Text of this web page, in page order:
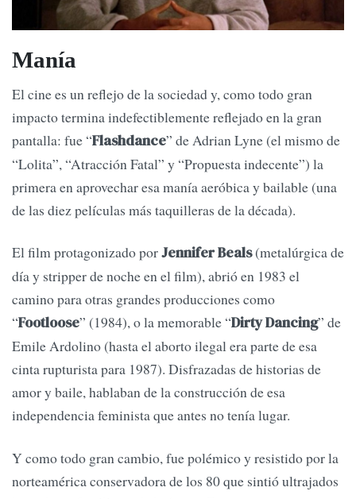
Manía
El cine es un reflejo de la sociedad y, como todo gran
impacto termina indefectiblemente reflejado en la gran
pantalla: fue “Flashdance” de Adrian Lyne (el mismo de
“Lolita”, “Atracción Fatal” y “Propuesta indecente”) la
primera en aprovechar esa manía aeróbica y bailable (una
de las diez películas más taquilleras de la década).
El film protagonizado porJennifer Beals(metalúrgica de
día y stripper de noche en el film), abrió en 1983 el
camino para otras grandes producciones como
“Footloose” (1984), o la memorable “Dirty Dancing” de
Emile Ardolino (hasta el aborto ilegal era parte de esa
cinta rupturista para 1987). Disfrazadas de historias de
amor y baile, hablaban de la construcción de esa
independencia feminista que antes no tenía lugar.
Y como todo gran cambio, fue polémico y resistido por la
norteamérica conservadora de los 80 que sintió ultrajados